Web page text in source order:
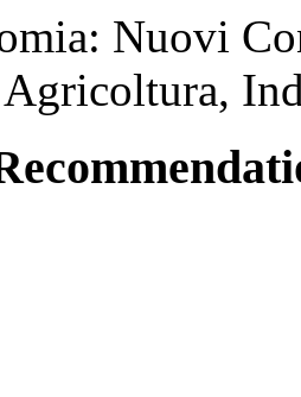
Nuovi